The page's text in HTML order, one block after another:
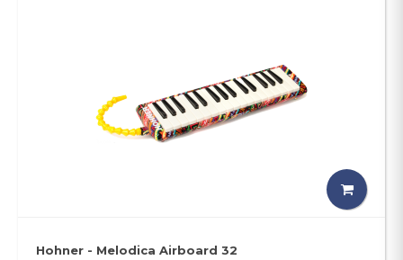
Hohner - Melodica Airboard 32